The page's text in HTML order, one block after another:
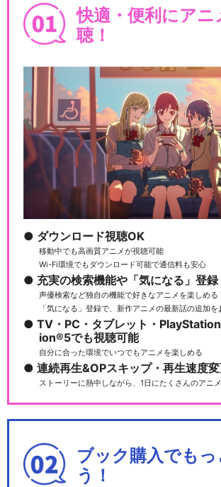
快適・便利にアニ
聴！
ダウンロード視聴OK
移動中でも高画質アニメが視聴可能
Wi-Fi環境でもダウンロード可能で通信料も安心
充実の検索機能や「気になる」登録
声優検索など独自の機能で好きなアニメを楽しめる
「気になる」登録で、新作アニメの最新話の追加を
TV・PC・タブレット・
ion®5でも視聴可能
自分に合った環境でいつでもアニメを楽しめる
連続再生&OPスキップ・再生速度
ストーリーに熱中しながら、1日にたくさんのアニ
ブック購入でもっ
う！